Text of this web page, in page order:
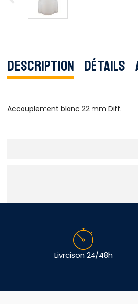
Description Détails
Accouplement blanc 22 mm Diff.
Livraison 24/48h